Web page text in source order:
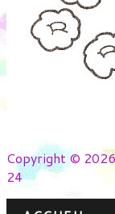
Copyright ©
24